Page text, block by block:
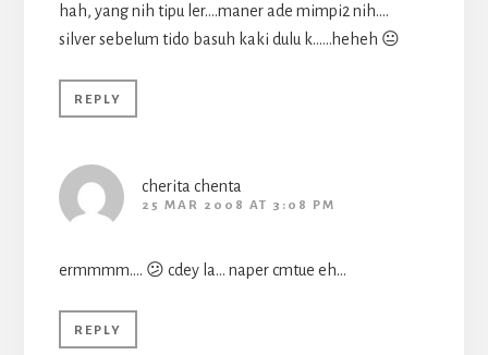
hah, yang nih tipu ler….maner ade mimpi2 nih….
silver sebelum tido basuh kaki dulu k……heheh 😐
REPLY
cherita chenta
25 MAR 2008 AT 3:08 PM
ermmmm…. 😕 cdey la… naper cmtue eh…
REPLY